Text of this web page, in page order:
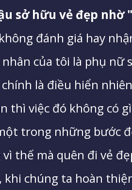
sở hữu vẻ đẹp nhờ
đánh giá hay
của tôi là phụ nữ
là điều hiển
thì việc đó không có
trong những bước
thế mà quên đi vẻ
khi chúng ta hoàn